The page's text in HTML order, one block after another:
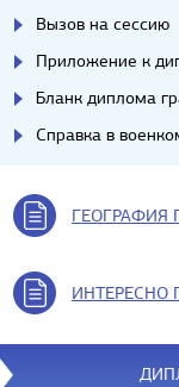
Вызов на сессию
Приложение к
Бланк диплома
Справка в
ГЕОГРАФИЯ
ИНТЕРЕСНО